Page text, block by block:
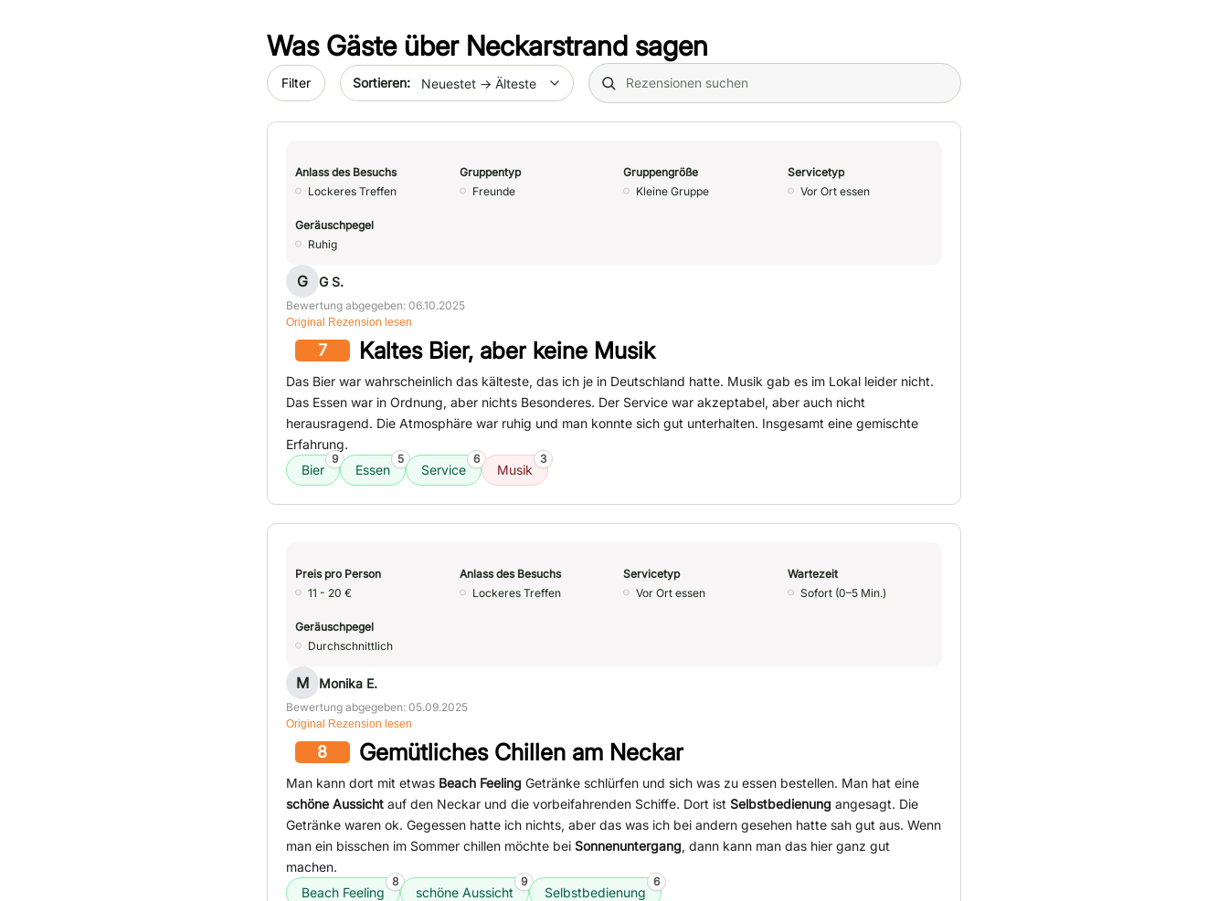
Was Gäste über Neckarstrand sagen
Filter Sort by date Search (title/text)
Anlass des Besuchs
Lockeres Treffen
Gruppentyp
Freunde
Gruppengröße
Kleine Gruppe
Servicetyp
Vor Ort essen
Geräuschpegel
Ruhig
G G S.
Bewertung abgegeben: 06.10.2025
Original Rezension lesen
7 Kaltes Bier, aber keine Musik
Das Bier war wahrscheinlich das kälteste, das ich je in Deutschland hatte. Musik gab es im Lokal leider nicht.
Das Essen war in Ordnung, aber nichts Besonderes. Der Service war akzeptabel, aber auch nicht
herausragend. Die Atmosphäre war ruhig und man konnte sich gut unterhalten. Insgesamt eine gemischte
Erfahrung.
Bier
9
Essen
5
Service
6
Musik
3
Preis pro Person
11 - 20 €
Anlass des Besuchs
Lockeres Treffen
Servicetyp
Vor Ort essen
Wartezeit
Sofort (0–5 Min.)
Geräuschpegel
Durchschnittlich
M Monika E.
Bewertung abgegeben: 05.09.2025
Original Rezension lesen
8 Gemütliches Chillen am Neckar
Man kann dort mit etwas Beach Feeling Getränke schlürfen und sich was zu essen bestellen. Man hat eine
schöne Aussicht auf den Neckar und die vorbeifahrenden Schiffe. Dort ist Selbstbedienung angesagt. Die
Getränke waren ok. Gegessen hatte ich nichts, aber das was ich bei andern gesehen hatte sah gut aus. Wenn
man ein bisschen im Sommer chillen möchte bei Sonnenuntergang, dann kann man das hier ganz gut
machen.
Beach Feeling
8
schöne Aussicht
9
Selbstbedienung
6